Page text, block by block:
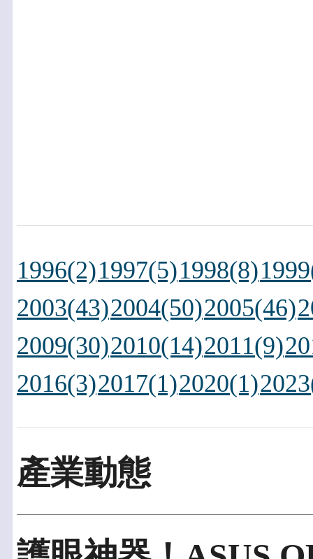
1996(2)1997(5)1998(8)
2003(43)2004(50)2005(46)
2009(30)2010(14)2011(9)
2016(3)2017(1)2020(1)
產業動態